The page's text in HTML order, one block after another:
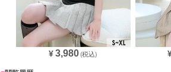
¥3,980 (税込)